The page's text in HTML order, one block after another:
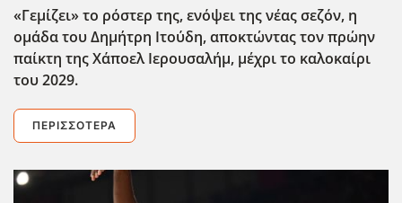
«Γεμίζει» το ρόστερ της, ενόψει της νέας σεζόν, η
ομάδα του Δημήτρη Ιτούδη, αποκτώντας τον πρώην
παίκτη της Χάποελ Ιερουσαλήμ, μέχρι το καλοκαίρι
του 2029.
ΠΕΡΙΣΣΌΤΕΡΑ